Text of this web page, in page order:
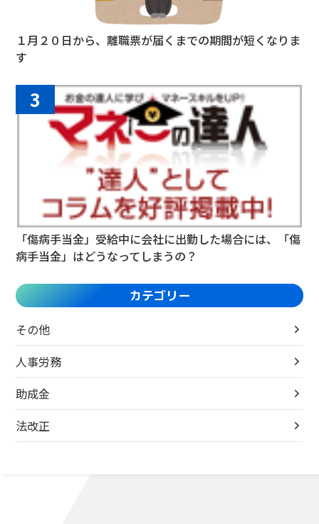
１月２０日から、離職票が届くまでの期間が短くなりま
す
3
「傷病手当金」受給中に会社に出勤した場合には、「傷
病手当金」はどうなってしまうの？
カテゴリー
その他
人事労務
助成金
法改正